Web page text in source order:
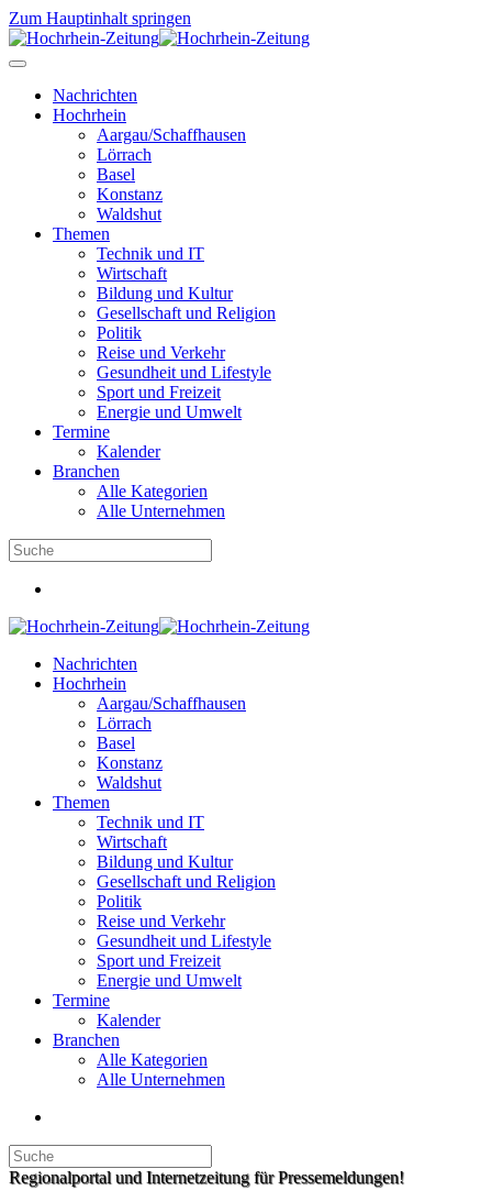
Zum Hauptinhalt springen
Nachrichten
Hochrhein
Aargau/Schaffhausen
Lörrach
Basel
Konstanz
Waldshut
Themen
Technik und IT
Wirtschaft
Bildung und Kultur
Gesellschaft und Religion
Politik
Reise und Verkehr
Gesundheit und Lifestyle
Sport und Freizeit
Energie und Umwelt
Termine
Kalender
Branchen
Alle Kategorien
Alle Unternehmen
Nachrichten
Hochrhein
Aargau/Schaffhausen
Lörrach
Basel
Konstanz
Waldshut
Themen
Technik und IT
Wirtschaft
Bildung und Kultur
Gesellschaft und Religion
Politik
Reise und Verkehr
Gesundheit und Lifestyle
Sport und Freizeit
Energie und Umwelt
Termine
Kalender
Branchen
Alle Kategorien
Alle Unternehmen
Regionalportal und Internetzeitung für Pressemeldungen!